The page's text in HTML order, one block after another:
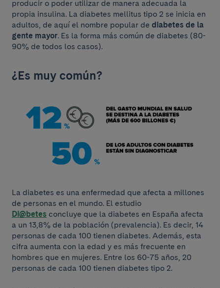
producir o poder utilizar de manera adecuada la
propia insulina. La diabetes mellitus tipo 2 se inicia en
adultos, de aquí el nombre popular de diabetes de la
gente mayor. Es la forma más común de diabetes (80-
90% de todos los casos).
¿Es muy común?
La diabetes es una enfermedad que afecta a millones
de personas en el mundo. El estudio
Di@betes concluye que la diabetes en España afecta
a un 13,8% de la población (prevalencia). Es decir, 14
personas de cada 100 tienen diabetes. Además, esta
cifra aumenta con la edad y es más frecuente en
hombres que en mujeres. Entre los 60-75 años, 20
personas de cada 100 tienen diabetes tipo 2.